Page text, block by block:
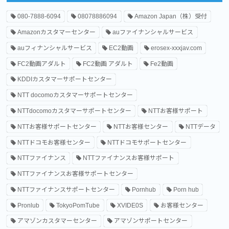
080-7888-6094 08078886094 Amazon Japan（株）受付
Amazonカスタマーセンター auファイナンシャルサービス
auフィナンシャルサービス EC2動画 erosex-xxxjav.com
FC2動画アダルト FC2動画 アダルト Fe2動画
KDDIカスタマーサポートセンター
NTT docomoカスタマーサポートセンター
NTTdocomoカスタマーサポートセンター NTTお客様サポート
NTTお客様サポートセンター NTTお客様センター NTTデータ
NTTドコモお客様センター NTTドコモサポートセンター
NTTファイナンス NTTファイナンスお客様サポート
NTTファイナンスお客様サポートセンター
NTTファイナンスサポートセンター Pornhub Porn hub
Pronlub TokyoPomTube XVIDE0S お客様センター
アマゾンカスタマーセンター アマゾンサポートセンター